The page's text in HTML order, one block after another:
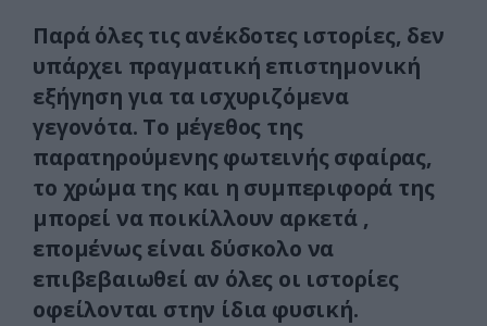
Παρά όλες τις ανέκδοτες ιστορίες, δεν
υπάρχει πραγματική επιστημονική
εξήγηση για τα ισχυριζόμενα
γεγονότα. Το μέγεθος της
παρατηρούμενης φωτεινής σφαίρας,
το χρώμα της και η συμπεριφορά της
μπορεί να ποικίλλουν αρκετά ,
επομένως είναι δύσκολο να
επιβεβαιωθεί αν όλες οι ιστορίες
οφείλονται στην ίδια φυσική.